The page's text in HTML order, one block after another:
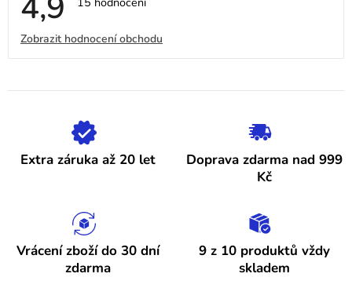
je
hvězdiček.
V
ý
p
h
o
Zobrazit hodnocení obchodu
Extra záruka až 20 let
Doprava zdarma nad 999
Kč
Vrácení zboží do 30 dní
zdarma
9 z 10 produktů vždy
skladem